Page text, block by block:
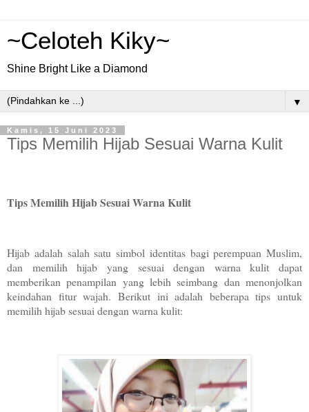
~Celoteh Kiky~
Shine Bright Like a Diamond
▼
Kamis, 15 Juni 2023
Tips Memilih Hijab Sesuai Warna Kulit
Tips Memilih Hijab Sesuai Warna Kulit
Hijab adalah salah satu simbol identitas bagi perempuan Muslim,
dan memilih hijab yang sesuai dengan warna kulit dapat
memberikan penampilan yang lebih seimbang dan menonjolkan
keindahan fitur wajah. Berikut ini adalah beberapa tips untuk
memilih hijab sesuai dengan warna kulit: